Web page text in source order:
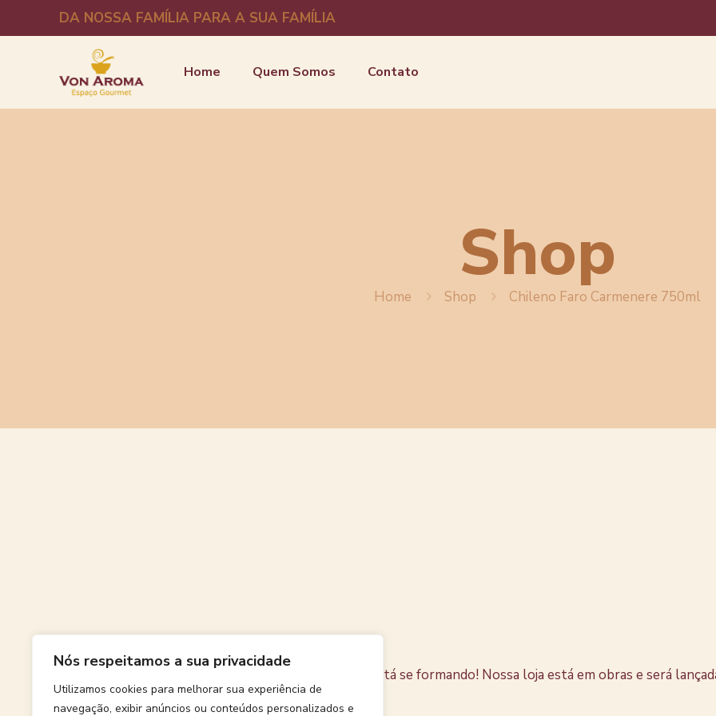
Nós respeitamos a sua privacidade
Utilizamos cookies para melhorar sua experiência de
navegação, exibir anúncios ou conteúdos personalizados e
DA NOSSA FAMÍLIA PARA A SUA FAMÍLIA
Home Quem Somos Contato
Shop
Home Shop Chileno Faro Carmenere 750ml
Algo grande está se formando! Nossa loja está em obras e será